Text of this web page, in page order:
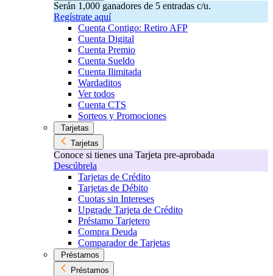
Serán 1,000 ganadores de 5 entradas c/u.
Regístrate aquí
Cuenta Contigo: Retiro AFP
Cuenta Digital
Cuenta Premio
Cuenta Sueldo
Cuenta Ilimitada
Wardaditos
Ver todos
Cuenta CTS
Sorteos y Promociones
Tarjetas
Tarjetas
Conoce si tienes una Tarjeta pre-aprobada
Descúbrela
Tarjetas de Crédito
Tarjetas de Débito
Cuotas sin Intereses
Upgrade Tarjeta de Crédito
Préstamo Tarjetero
Compra Deuda
Comparador de Tarjetas
Préstamos
Préstamos